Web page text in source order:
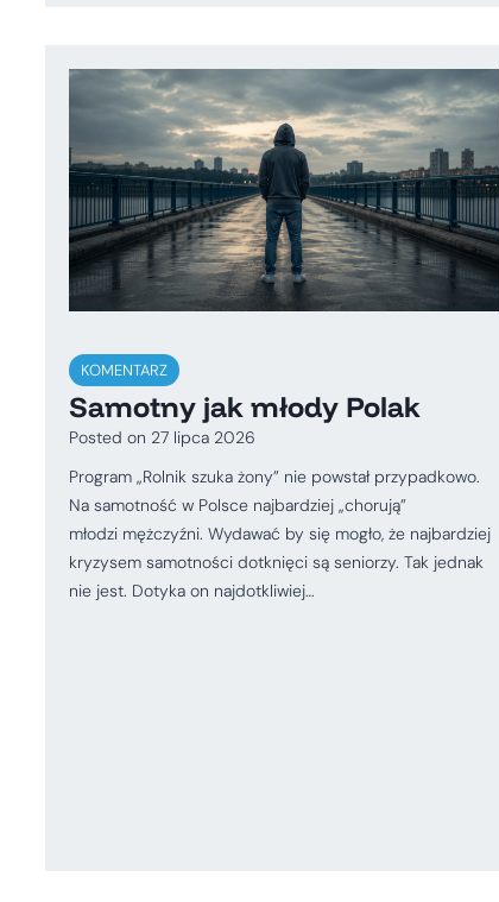
KOMENTARZ
Samotny jak młody Polak
Posted on 27 lipca 2026
Program „Rolnik szuka żony” nie powstał przypadkowo.
Na samotność w Polsce najbardziej „chorują”
młodzi mężczyźni. Wydawać by się mogło, że najbardziej
kryzysem samotności dotknięci są seniorzy. Tak jednak
nie jest. Dotyka on najdotkliwiej…